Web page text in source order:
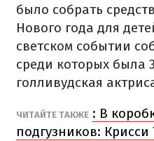
было собрать
Нового года для
светском событии
среди которых была
голливудская
ЧИТАЙТЕ ТАКЖЕ : В
подгузников: